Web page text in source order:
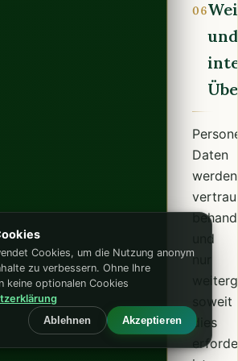
06
und
Daten
werden
und
nur
soweit
dies
Cookies, um die Nutzung anonym
zu verbessern. Ohne Ihre
keine optionalen Cookies
Ablehnen
Akzeptieren